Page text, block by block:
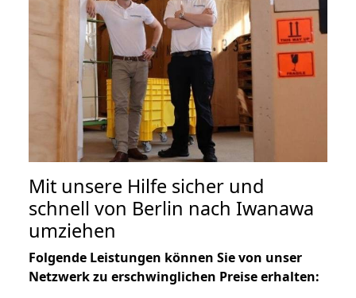
Mit unsere Hilfe sicher und
schnell von Berlin nach Iwanawa
umziehen
Folgende Leistungen können Sie von unser
Netzwerk zu erschwinglichen Preise erhalten: